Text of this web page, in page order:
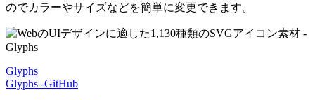
のでカラーやサイズなどを簡単に変更できます。
Glyphs
Glyphs -GitHub